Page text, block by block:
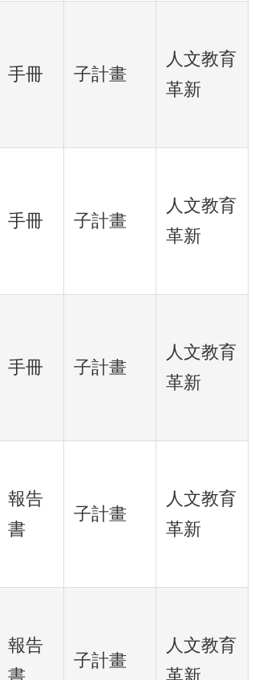
手冊
子計畫
人文教育
革新
手冊
子計畫
人文教育
革新
手冊
子計畫
人文教育
革新
報告
書
子計畫
人文教育
革新
報告
書
子計畫
人文教育
革新